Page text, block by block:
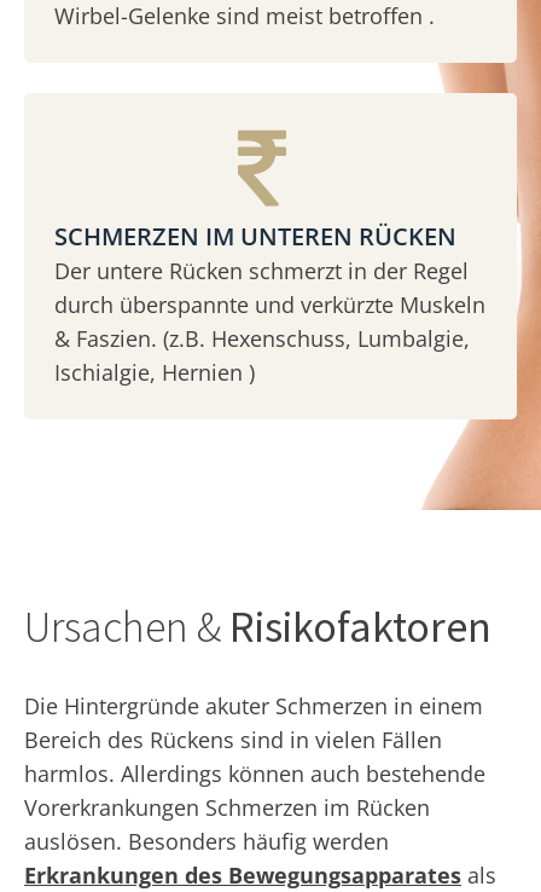
Wirbel-Gelenke sind meist betroffen .
SCHMERZEN IM UNTEREN RÜCKEN
Der untere Rücken schmerzt in der Regel
durch überspannte und verkürzte Muskeln
& Faszien. (z.B. Hexenschuss, Lumbalgie,
Ischialgie, Hernien )
Ursachen & Risikofaktoren
Die Hintergründe akuter Schmerzen in einem
Bereich des Rückens sind in vielen Fällen
harmlos. Allerdings können auch bestehende
Vorerkrankungen Schmerzen im Rücken
auslösen. Besonders häufig werden
Erkrankungen des Bewegungsapparates als